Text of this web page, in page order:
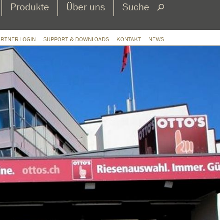
Produkte Über uns Suche
LOGIN SUPPORT & DOWNLOADS KONTAKT NEWS